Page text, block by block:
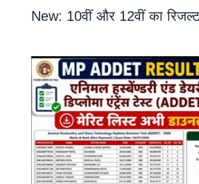
New: 10वीं और 12वीं का रिजल्ट